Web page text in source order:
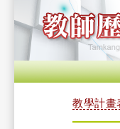
教學計畫